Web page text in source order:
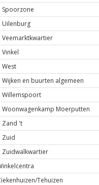
Spoorzone
Uilenburg
Veemarktkwartier
Vinkel
West
Wijken en buurten algemeen
Willemspoort
Woonwagenkamp Moerputten
Zand 't
Zuid
Zuidwalkwartier
Tehuizen